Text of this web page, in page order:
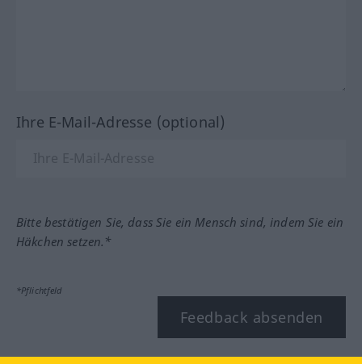
Ihre E-Mail-Adresse (optional)
Bitte bestätigen Sie, dass Sie ein Mensch sind, indem Sie ein
Häkchen setzen.*
*Pflichtfeld
Feedback absenden